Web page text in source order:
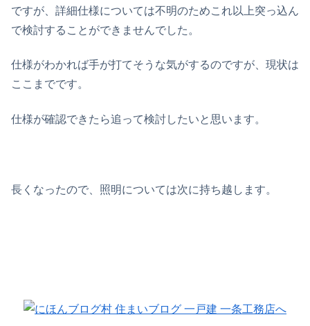
ですが、詳細仕様については不明のためこれ以上突っ込ん
で検討することができませんでした。
仕様がわかれば手が打てそうな気がするのですが、現状は
ここまでです。
仕様が確認できたら追って検討したいと思います。
長くなったので、照明については次に持ち越します。